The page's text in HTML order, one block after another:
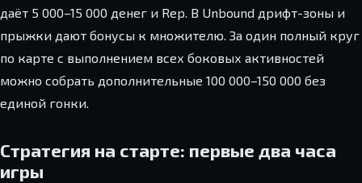
даёт 5 000–15 000 денег и Rep. В Unbound дрифт-зоны и
прыжки дают бонусы к множителю. За один полный круг
по карте с выполнением всех боковых активностей
можно собрать дополнительные 100 000–150 000 без
единой гонки.
Стратегия на старте: первые два часа
игры